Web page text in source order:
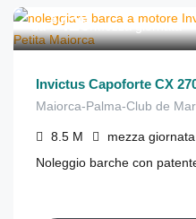
da
€425 /mezza giornata
Invictus Capoforte CX
Maiorca-Palma-Club de Mar
8.5 M mezza giornata
Noleggio barche con